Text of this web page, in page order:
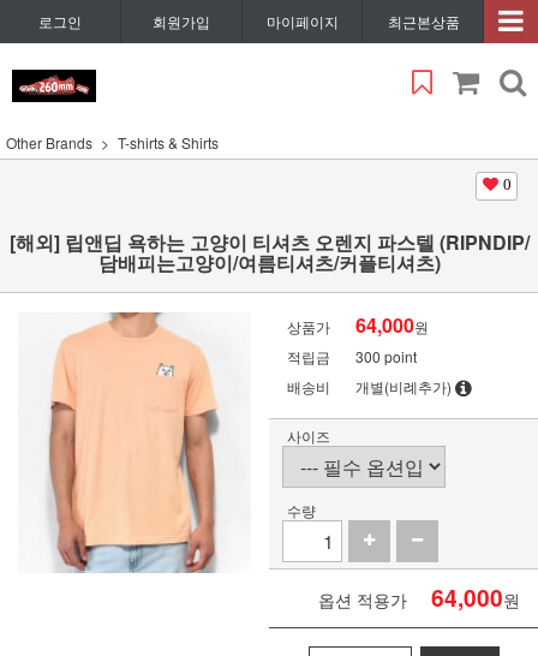
로그인 회원가입 마이페이지 최근본상품
Other Brands T-shirts & Shirts
0
[해외] 립앤딥 욕하는 고양이 티셔츠 오렌지 파스텔 (RIPNDIP/
담배피는고양이/여름티셔츠/커플티셔츠)
상품가 64,000원
적립금
300 point
배송비
개별(비례추가)
사이즈
수량
옵션 적용가 64,000원